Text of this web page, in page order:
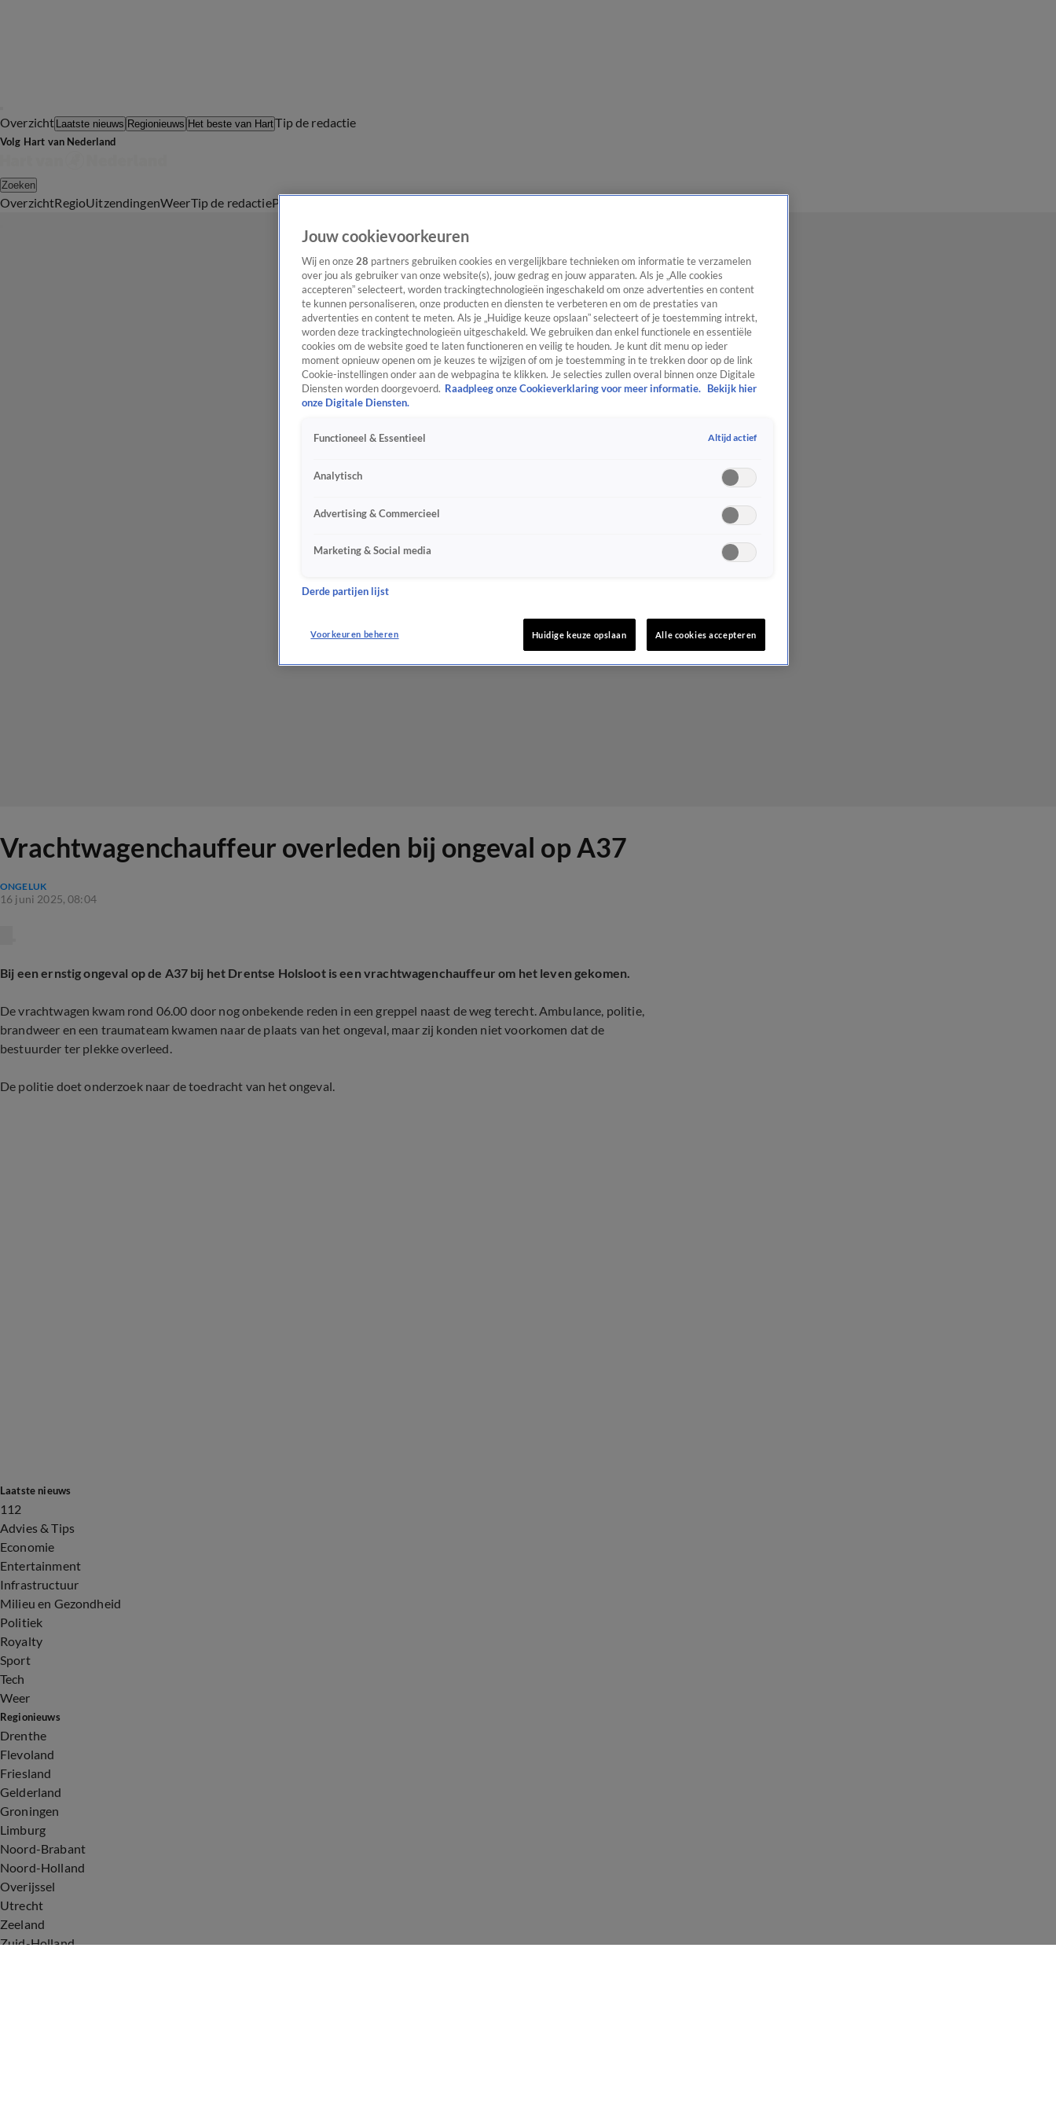
Overzicht Laatste nieuws Regionieuws Het beste van HartTip de redactie
Volg Hart van Nederland
Zoeken
OverzichtRegioUitzendingenWeerTip de redactiePanel
Vrachtwagenchauffeur overleden bij ongeval op A37
ONGELUK
16 juni 2025, 08:04
Bij een ernstig ongeval op de A37 bij het Drentse Holsloot is een vrachtwagenchauffeur om het leven gekomen.
De vrachtwagen kwam rond 06.00 door nog onbekende reden in een greppel naast de weg terecht. Ambulance, politie,
brandweer en een traumateam kwamen naar de plaats van het ongeval, maar zij konden niet voorkomen dat de
bestuurder ter plekke overleed.
De politie doet onderzoek naar de toedracht van het ongeval.
Laatste nieuws
112
Advies & Tips
Economie
Entertainment
Infrastructuur
Milieu en Gezondheid
Politiek
Royalty
Sport
Tech
Weer
Regionieuws
Drenthe
Flevoland
Friesland
Gelderland
Groningen
Limburg
Noord-Brabant
Noord-Holland
Overijssel
Utrecht
Zeeland
Zuid-Holland
Jouw cookievoorkeuren
Wij en onze 28 partners gebruiken cookies en vergelijkbare technieken om informatie te verzamelen
over jou als gebruiker van onze website(s), jouw gedrag en jouw apparaten. Als je „Alle cookies
accepteren” selecteert, worden trackingtechnologieën ingeschakeld om onze advertenties en content
te kunnen personaliseren, onze producten en diensten te verbeteren en om de prestaties van
advertenties en content te meten. Als je „Huidige keuze opslaan” selecteert of je toestemming intrekt,
worden deze trackingtechnologieën uitgeschakeld. We gebruiken dan enkel functionele en essentiële
cookies om de website goed te laten functioneren en veilig te houden. Je kunt dit menu op ieder
moment opnieuw openen om je keuzes te wijzigen of om je toestemming in te trekken door op de link
Cookie-instellingen onder aan de webpagina te klikken. Je selecties zullen overal binnen onze Digitale
Diensten worden doorgevoerd. Raadpleeg onze Cookieverklaring voor meer informatie.
Bekijk hier
onze Digitale Diensten.
Functioneel & Essentieel Altijd actief
Analytisch
Advertising & Commercieel
Marketing & Social media
Derde partijen lijst
Voorkeuren beheren Huidige keuze opslaan Alle cookies accepteren